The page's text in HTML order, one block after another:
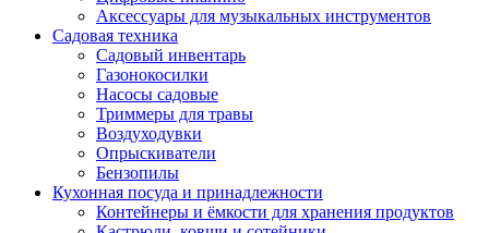
Аксессуары для музыкальных инструментов
Садовая техника
Садовый инвентарь
Газонокосилки
Насосы садовые
Триммеры для травы
Воздуходувки
Опрыскиватели
Бензопилы
Кухонная посуда и принадлежности
Контейнеры и ёмкости для хранения продуктов